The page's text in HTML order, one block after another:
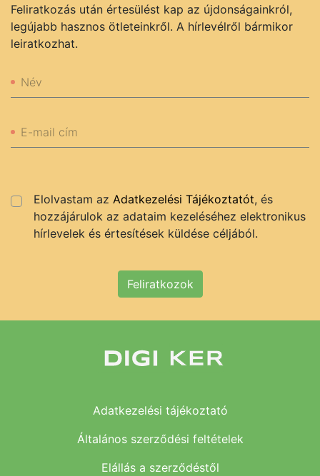
Feliratkozás után értesülést kap az újdonságainkról,
legújabb hasznos ötleteinkről. A hírlevélről bármikor
leiratkozhat.
Név
E-mail cím
Elolvastam az Adatkezelési Tájékoztatót, és
hozzájárulok az adataim kezeléséhez elektronikus
hírlevelek és értesítések küldése céljából.
Feliratkozok
Adatkezelési tájékoztató
Általános szerződési feltételek
Elállás a szerződéstől